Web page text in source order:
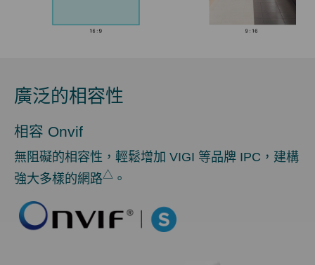
廣泛的相容性
相容 Onvif
無阻礙的相容性，輕鬆增加 VIGI 等品牌 IPC，建構
強大多樣的網路△ 。